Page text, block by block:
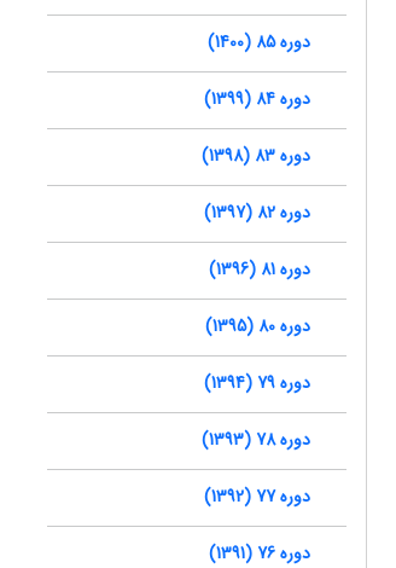
دوره 85 (1400)
دوره 84 (1399)
دوره 83 (1398)
دوره 82 (1397)
دوره 81 (1396)
دوره 80 (1395)
دوره 79 (1394)
دوره 78 (1393)
دوره 77 (1392)
دوره 76 (1391)